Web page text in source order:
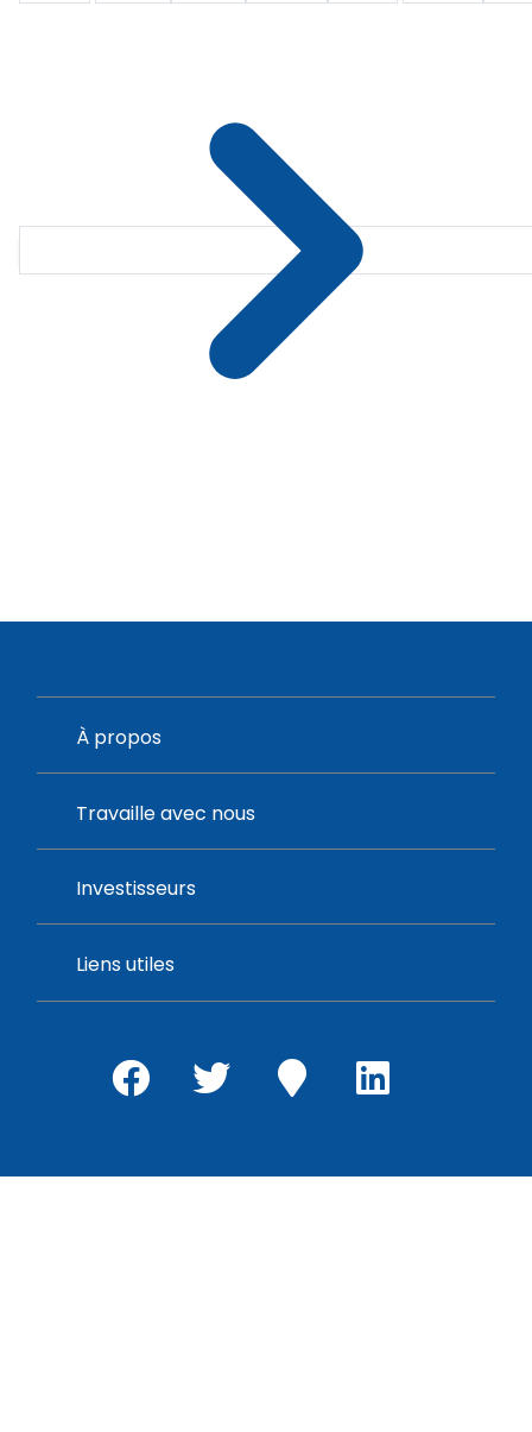
À propos
Travaille avec nous
Investisseurs
Liens utiles